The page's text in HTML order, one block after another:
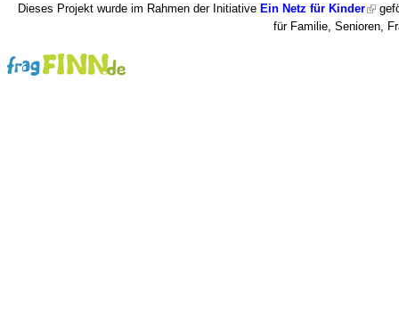
Dieses Projekt wurde im Rahmen der Initiative Ein Netz für Kinder
für Familie, Senioren,